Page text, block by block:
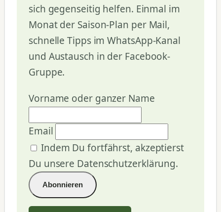
sich gegenseitig helfen. Einmal im
Monat der Saison-Plan per Mail,
schnelle Tipps im WhatsApp-Kanal
und Austausch in der Facebook-
Gruppe.
Vorname oder ganzer Name
Email
Indem Du fortfährst, akzeptierst
Du unsere Datenschutzerklärung.